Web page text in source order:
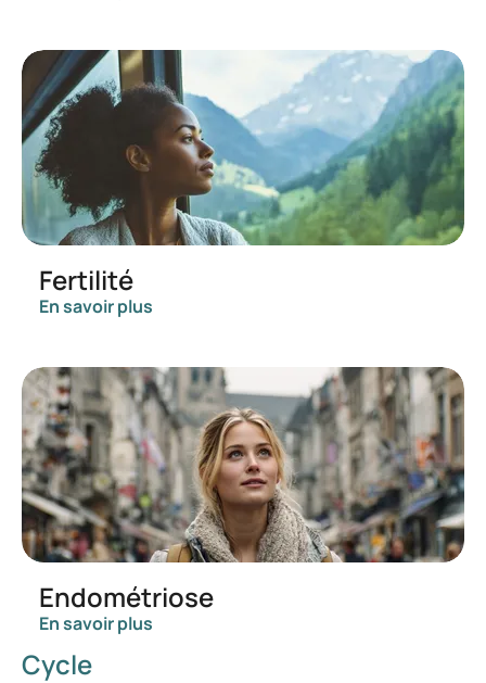
Fertilité
En savoir plus
Endométriose
En savoir plus
Cycle